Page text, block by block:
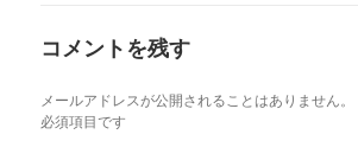
コメントを残す
メールアドレスが公開されることはありません。
必須項目です